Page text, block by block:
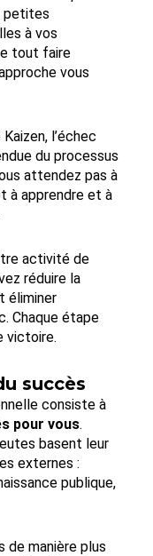
petites
à vos
tout faire
vous
l’échec
du processus
attendez pas à
à apprendre et à
activité de
réduire la
éliminer
Chaque étape
victoire.
succès
consiste à
pour vous.
basent leur
externes :
publique,
de manière plus